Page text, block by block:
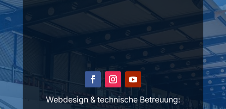
Webdesign & technische Betreuung: